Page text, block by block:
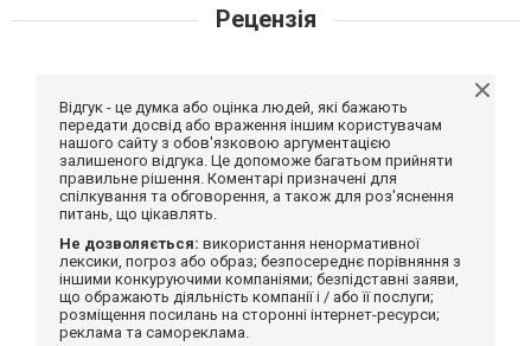
Рецензія
Відгук - це думка або оцінка людей, які бажають
передати досвід або враження іншим користувачам
нашого сайту з обов'язковою аргументацією
залишеного відгука. Це допоможе багатьом прийняти
правильне рішення. Коментарі призначені для
спілкування та обговорення, а також для роз'яснення
питань, що цікавлять.
Не дозволяється: використання ненормативної
лексики, погроз або образ; безпосереднє порівняння з
іншими конкуруючими компаніями; безпідставні заяви,
що ображають діяльність компанії і / або її послуги;
розміщення посилань на сторонні інтернет-ресурси;
реклама та самореклама.